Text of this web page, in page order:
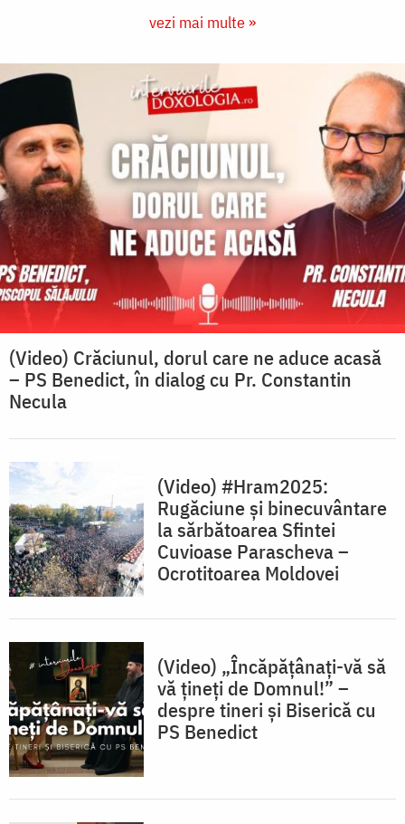
vezi mai multe »
(Video) Crăciunul, dorul care ne aduce acasă
– PS Benedict, în dialog cu Pr. Constantin
Necula
(Video) #Hram2025:
Rugăciune și binecuvântare
la sărbătoarea Sfintei
Cuvioase Parascheva –
Ocrotitoarea Moldovei
(Video) „Încăpățânați-vă să
vă țineți de Domnul!” –
despre tineri și Biserică cu
PS Benedict